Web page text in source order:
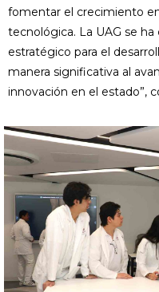
fomentar el crecimiento
tecnológica. La UAG se
estratégico para el
manera significativa al
innovación en el estado”,